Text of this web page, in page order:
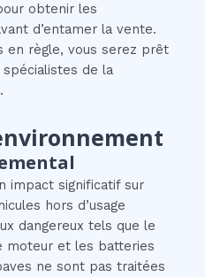
obtenir les
d’entamer la vente.
en règle, vous serez prêt
de la
impact significatif sur
hors d’usage
dangereux tels que le
moteur et les batteries
ne sont pas traitées